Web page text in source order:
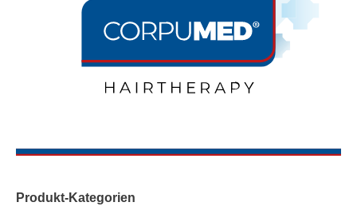
Produkt-Kategorien